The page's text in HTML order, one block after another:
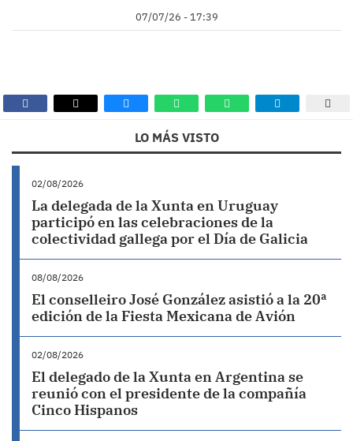
07/07/26 - 17:39
LO MÁS VISTO
02/08/2026
La delegada de la Xunta en Uruguay
participó en las celebraciones de la
colectividad gallega por el Día de Galicia
08/08/2026
El conselleiro José González asistió a la 20ª
edición de la Fiesta Mexicana de Avión
02/08/2026
El delegado de la Xunta en Argentina se
reunió con el presidente de la compañía
Cinco Hispanos